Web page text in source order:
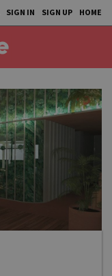
SIGN IN SIGN UP HOME